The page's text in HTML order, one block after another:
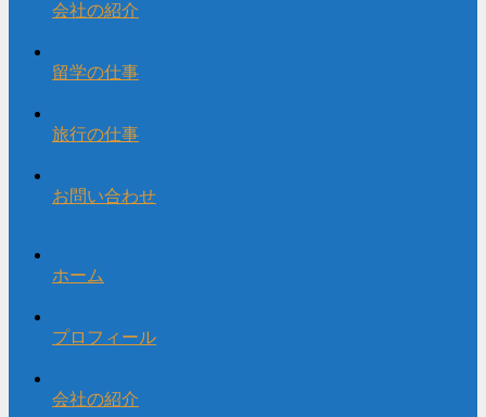
会社の紹介
留学の仕事
旅行の仕事
お問い合わせ
ホーム
プロフィール
会社の紹介